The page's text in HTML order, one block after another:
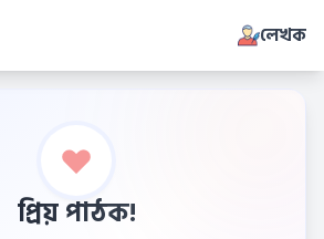
লেখক
প্রিয় পাঠক!